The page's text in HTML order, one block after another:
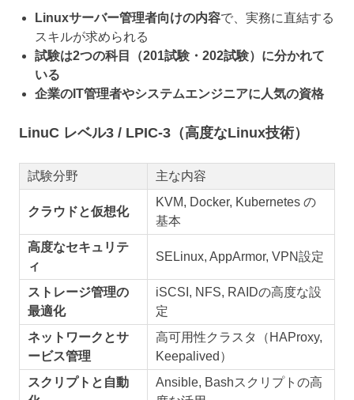
Linuxサーバー管理者向けの内容で、実務に直結する
スキルが求められる
試験は2つの科目（201試験・202試験）に分かれて
いる
企業のIT管理者やシステムエンジニアに人気の資格
LinuC レベル3 / LPIC-3（高度なLinux技術）
試験分野 主な内容
クラウドと仮想化
KVM, Docker, Kubernetes の
基本
高度なセキュリテ
ィ
SELinux, AppArmor, VPN設定
ストレージ管理の
最適化
iSCSI, NFS, RAIDの高度な設
定
ネットワークとサ
ービス管理
高可用性クラスタ（HAProxy,
Keepalived）
スクリプトと自動
Ansible, Bashスクリプトの高